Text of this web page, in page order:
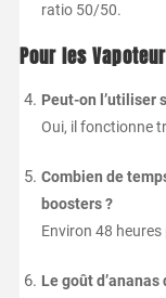
ratio 50/50.
Pour les
Peut-on l’utiliser
Oui, il fonctionne
Combien de
boosters ?
Environ 48
Le goût